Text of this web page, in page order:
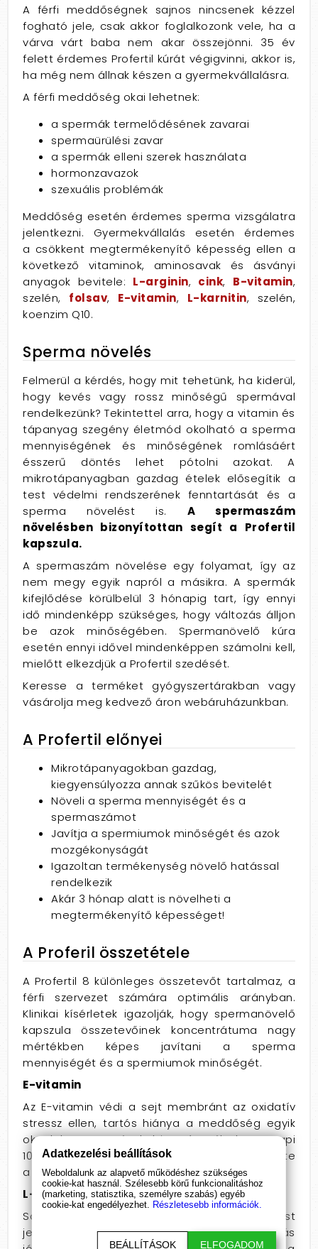
A férfi meddőségnek sajnos nincsenek kézzel
fogható jele, csak akkor foglalkozonk vele, ha a
várva várt baba nem akar összejönni. 35 év
felett érdemes Profertil kúrát végigvinni, akkor is,
ha még nem állnak készen a gyermekvállalásra.
A férfi meddőség okai lehetnek:
a spermák termelődésének zavarai
spermaürülési zavar
a spermák elleni szerek használata
hormonzavazok
szexuális problémák
Meddőség esetén érdemes sperma vizsgálatra
jelentkezni. Gyermekvállalás esetén érdemes
a csökkent megtermékenyítő képesség ellen a
következő vitaminok, aminosavak és ásványi
anyagok bevitele: L-arginin, cink, B-vitamin,
szelén, folsav, E-vitamin, L-karnitin, szelén,
koenzim Q10.
Sperma növelés
Felmerül a kérdés, hogy mit tehetünk, ha kiderül,
hogy kevés vagy rossz minőségű spermával
rendelkezünk? Tekintettel arra, hogy a vitamin és
tápanyag szegény életmód okolható a sperma
mennyiségének és minőségének romlásáért
ésszerű döntés lehet pótolni azokat. A
mikrotápanyagban gazdag ételek elősegítik a
test védelmi rendszerének fenntartását és a
sperma növelést is. A spermaszám
növelésben bizonyítottan segít a Profertil
kapszula.
A spermaszám növelése egy folyamat, így az
nem megy egyik napról a másikra. A spermák
kifejlődése körülbelül 3 hónapig tart, így ennyi
idő mindenképp szükséges, hogy változás álljon
be azok minőségében. Spermanövelő kúra
esetén ennyi idővel mindenképpen számolni kell,
mielőtt elkezdjük a Profertil szedését.
Keresse a terméket gyógyszertárakban vagy
vásárolja meg kedvező áron webáruházunkban.
A Profertil előnyei
Mikrotápanyagokban gazdag,
kiegyensúlyozza annak szűkös bevitelét
Növeli a sperma mennyiségét és a
spermaszámot
Javítja a spermiumok minőségét és azok
mozgékonyságát
Igazoltan termékenység növelő hatással
rendelkezik
Akár 3 hónap alatt is növelheti a
megtermékenyítő képességet!
A Proferil összetétele
A Profertil 8 különleges összetevőt tartalmaz, a
férfi szervezet számára optimális arányban.
Klinikai kísérletek igazolják, hogy spermanövelő
kapszula összetevőinek koncentrátuma nagy
mértékben képes javítani a sperma
mennyiségét és a spermiumok minőségét.
E-vitamin
Az E-vitamin védi a sejt membránt az oxidatív
stressz ellen, tartós hiánya a meddőség egyik
oka lehet. Kutatások bizonyították, hogy napi
100-200 mg E-vitamin szedése nagyban növelte
a megtermékenyítő képességet.
L-karnitin
Sokak számára az
a zsírégetést
jelenti. Habár ez tényleg így van, számos más
Adatkezelési beállítások
Weboldalunk az alapvető működéshez szükséges
cookie-kat használ. Szélesebb körű funkcionalitáshoz
(marketing, statisztika, személyre szabás) egyéb
cookie-kat engedélyezhet. Részletesebb információk.
BEÁLLÍTÁSOK ELFOGADOM